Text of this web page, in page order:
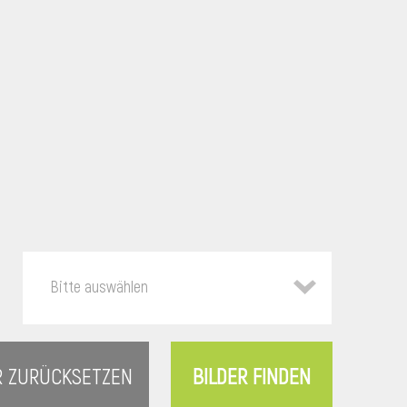
Bitte auswählen